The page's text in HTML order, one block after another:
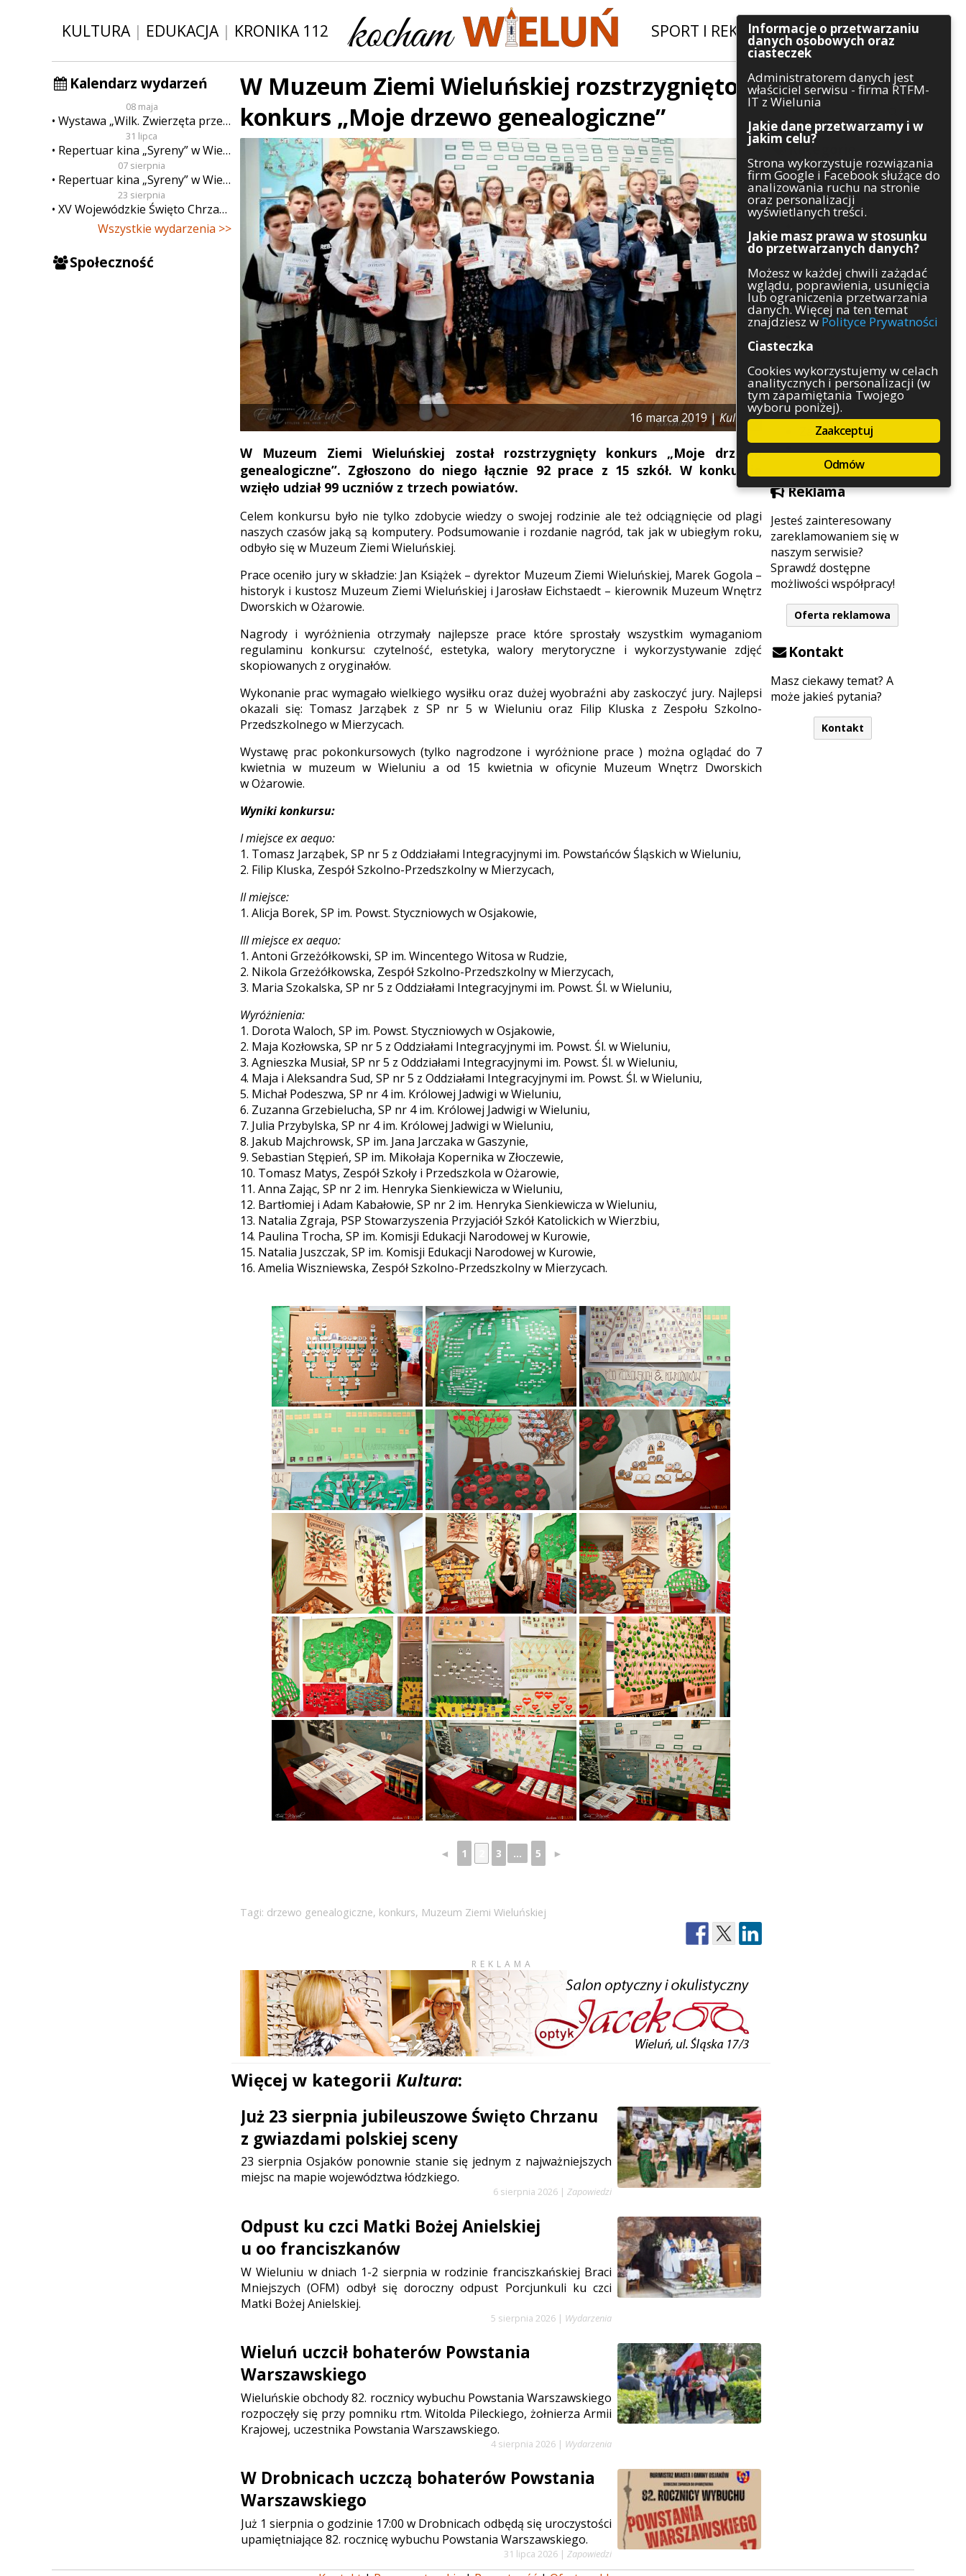
KULTURA| EDUKACJA| KRONIKA 112 SPORT I REKREACJA|INWESTYCJE
Kalendarz wydarzeń
08 maja
Wystawa „Wilk. Zwierzęta przeklęte”
31 lipca
Repertuar kina „Syreny” w Wieluniu w dn. od 31 lipca do 6 sierpnia
07 sierpnia
Repertuar kina „Syreny” w Wieluniu w dn. od 7 do 13 sierpnia
23 sierpnia
XV Wojewódzkie Święto Chrzanu
Wszystkie wydarzenia >>
Społeczność
Szukaj
Kategorie
Architektura
Gospodarka
Handel
Komunikaty
Kultura
Polityka
Pozostałe
Psychologia
Rolnictwo
Służby
Sport
Środowisko
Szkolnictwo
Wydarzenia
Zapowiedzi
Zdrowie
Reklama
Jesteś zainteresowany
zareklamowaniem się w
naszym serwisie?
Sprawdź dostępne
możliwości współpracy!
Oferta reklamowa
Kontakt
Masz ciekawy temat? A
może jakieś pytania?
Kontakt
W Muzeum Ziemi Wieluńskiej rozstrzygnięto
konkurs „Moje drzewo genealogiczne”
16 marca 2019 |Kultura
W Muzeum Ziemi Wieluńskiej został rozstrzygnięty konkurs „Moje drzewo
genealogiczne”. Zgłoszono do niego łącznie 92 prace z 15 szkół. W konkursie
wzięło udział 99 uczniów z trzech powiatów.
Celem konkursu było nie tylko zdobycie wiedzy o swojej rodzinie ale też odciągnięcie od plagi
naszych czasów jaką są komputery. Podsumowanie i rozdanie nagród, tak jak w ubiegłym roku,
odbyło się w Muzeum Ziemi Wieluńskiej.
Prace oceniło jury w składzie: Jan Książek – dyrektor Muzeum Ziemi Wieluńskiej, Marek Gogola –
historyk i kustosz Muzeum Ziemi Wieluńskiej i Jarosław Eichstaedt – kierownik Muzeum Wnętrz
Dworskich w Ożarowie.
Nagrody i wyróżnienia otrzymały najlepsze prace które sprostały wszystkim wymaganiom
regulaminu konkursu: czytelność, estetyka, walory merytoryczne i wykorzystywanie zdjęć
skopiowanych z oryginałów.
Wykonanie prac wymagało wielkiego wysiłku oraz dużej wyobraźni aby zaskoczyć jury. Najlepsi
okazali się: Tomasz Jarząbek z SP nr 5 w Wieluniu oraz Filip Kluska z Zespołu Szkolno-
Przedszkolnego w Mierzycach.
Wystawę prac pokonkursowych (tylko nagrodzone i wyróżnione prace ) można oglądać do 7
kwietnia w muzeum w Wieluniu a od 15 kwietnia w oficynie Muzeum Wnętrz Dworskich
w Ożarowie.
Wyniki konkursu:
I miejsce ex aequo:
1. Tomasz Jarząbek, SP nr 5 z Oddziałami Integracyjnymi im. Powstańców Śląskich w Wieluniu,
2. Filip Kluska, Zespół Szkolno-Przedszkolny w Mierzycach,
II miejsce:
1. Alicja Borek, SP im. Powst. Styczniowych w Osjakowie,
III miejsce ex aequo:
1. Antoni Grzeżółkowski, SP im. Wincentego Witosa w Rudzie,
2. Nikola Grzeżółkowska, Zespół Szkolno-Przedszkolny w Mierzycach,
3. Maria Szokalska, SP nr 5 z Oddziałami Integracyjnymi im. Powst. Śl. w Wieluniu,
Wyróżnienia:
1. Dorota Waloch, SP im. Powst. Styczniowych w Osjakowie,
2. Maja Kozłowska, SP nr 5 z Oddziałami Integracyjnymi im. Powst. Śl. w Wieluniu,
3. Agnieszka Musiał, SP nr 5 z Oddziałami Integracyjnymi im. Powst. Śl. w Wieluniu,
4. Maja i Aleksandra Sud, SP nr 5 z Oddziałami Integracyjnymi im. Powst. Śl. w Wieluniu,
5. Michał Podeszwa, SP nr 4 im. Królowej Jadwigi w Wieluniu,
6. Zuzanna Grzebielucha, SP nr 4 im. Królowej Jadwigi w Wieluniu,
7. Julia Przybylska, SP nr 4 im. Królowej Jadwigi w Wieluniu,
8. Jakub Majchrowsk, SP im. Jana Jarczaka w Gaszynie,
9. Sebastian Stępień, SP im. Mikołaja Kopernika w Złoczewie,
10. Tomasz Matys, Zespół Szkoły i Przedszkola w Ożarowie,
11. Anna Zając, SP nr 2 im. Henryka Sienkiewicza w Wieluniu,
12. Bartłomiej i Adam Kabałowie, SP nr 2 im. Henryka Sienkiewicza w Wieluniu,
13. Natalia Zgraja, PSP Stowarzyszenia Przyjaciół Szkół Katolickich w Wierzbiu,
14. Paulina Trocha, SP im. Komisji Edukacji Narodowej w Kurowie,
15. Natalia Juszczak, SP im. Komisji Edukacji Narodowej w Kurowie,
16. Amelia Wiszniewska, Zespół Szkolno-Przedszkolny w Mierzycach.
◄ 1 3 ... 5 ►
Tagi: drzewo genealogiczne, konkurs, Muzeum Ziemi Wieluńskiej
REKLAMA
Więcej w kategorii Kultura:
Już 23 sierpnia jubileuszowe Święto Chrzanu
z gwiazdami polskiej sceny
23 sierpnia Osjaków ponownie stanie się jednym z najważniejszych
miejsc na mapie województwa łódzkiego.
6 sierpnia 2026 | Zapowiedzi
Odpust ku czci Matki Bożej Anielskiej
u oo franciszkanów
W Wieluniu w dniach 1-2 sierpnia w rodzinie franciszkańskiej Braci
Mniejszych (OFM) odbył się doroczny odpust Porcjunkuli ku czci
Matki Bożej Anielskiej.
5 sierpnia 2026 | Wydarzenia
Wieluń uczcił bohaterów Powstania
Warszawskiego
Wieluńskie obchody 82. rocznicy wybuchu Powstania Warszawskiego
rozpoczęły się przy pomniku rtm. Witolda Pileckiego, żołnierza Armii
Krajowej, uczestnika Powstania Warszawskiego.
4 sierpnia 2026 | Wydarzenia
W Drobnicach uczczą bohaterów Powstania
Warszawskiego
Już 1 sierpnia o godzinie 17:00 w Drobnicach odbędą się uroczystości
upamiętniające 82. rocznicę wybuchu Powstania Warszawskiego.
31 lipca 2026 | Zapowiedzi
Informacje o przetwarzaniu
danych osobowych oraz
ciasteczek
Administratorem danych jest
właściciel serwisu - firma RTFM-
IT z Wielunia
Jakie dane przetwarzamy i w
jakim celu?
Strona wykorzystuje rozwiązania
firm Google i Facebook służące do
analizowania ruchu na stronie
oraz personalizacji
wyświetlanych treści.
Jakie masz prawa w stosunku
do przetwarzanych danych?
Możesz w każdej chwili zażądać
wglądu, poprawienia, usunięcia
lub ograniczenia przetwarzania
danych. Więcej na ten temat
znajdziesz w Polityce Prywatności
Ciasteczka
Cookies wykorzystujemy w celach
analitycznych i personalizacji (w
tym zapamiętania Twojego
wyboru poniżej).
Zaakceptuj
Odmów